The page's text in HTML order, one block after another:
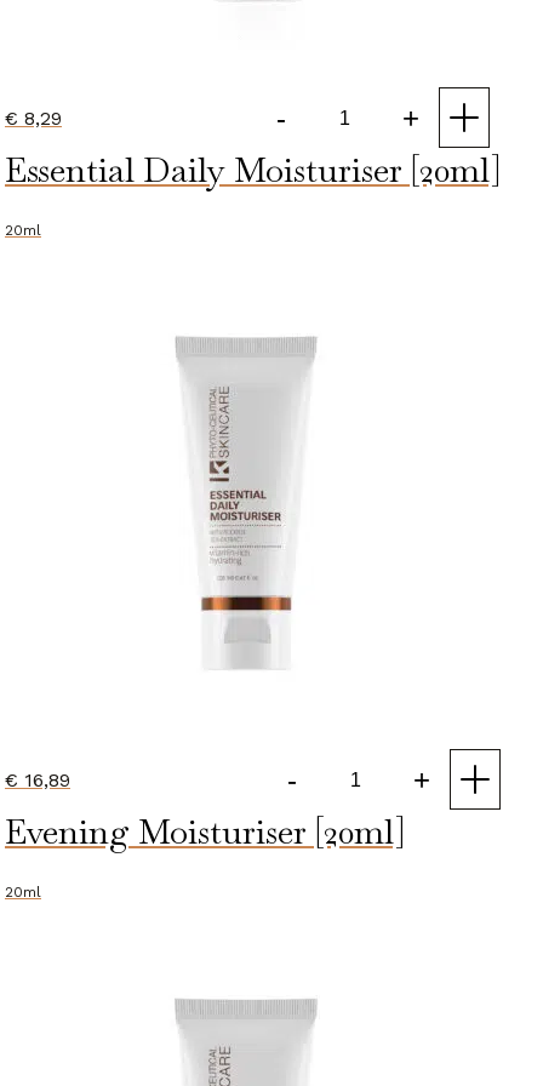
€ 8,29 -
Cleansing
Milk
+
Essential Daily Moisturiser [20ml]
20ml
€ 16,89 -
Moisturiser
+
Evening Moisturiser [20ml]
20ml